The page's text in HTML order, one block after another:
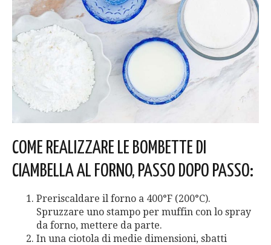
COME REALIZZARE LE BOMBETTE DI
CIAMBELLA AL FORNO, PASSO DOPO PASSO:
Preriscaldare il forno a 400°F (200°C).
Spruzzare uno stampo per muffin con lo spray
da forno, mettere da parte.
In una ciotola di medie dimensioni, sbatti